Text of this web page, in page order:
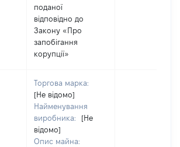
поданої
відповідно до
Закону «Про
запобігання
корупції»
Торгова марка:
[Не відомо]
Найменування
виробника:
[Не
відомо]
Опис майна: